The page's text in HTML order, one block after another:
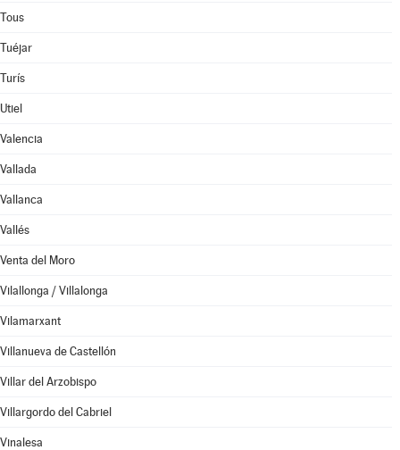
Tous
Tuéjar
Turís
Utiel
Valencia
Vallada
Vallanca
Vallés
Venta del Moro
Vilallonga / Villalonga
Vilamarxant
Villanueva de Castellón
Villar del Arzobispo
Villargordo del Cabriel
Vinalesa